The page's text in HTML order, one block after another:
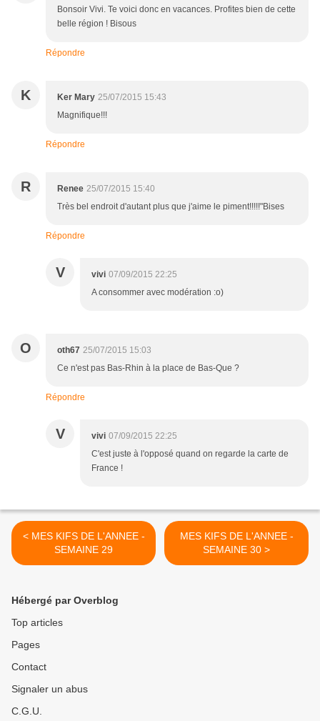
Bonsoir Vivi. Te voici donc en vacances. Profites bien de cette
belle région ! Bisous
Répondre
K Ker Mary 25/07/2015 15:43
Magnifique!!!
Répondre
R Renee 25/07/2015 15:40
Très bel endroit d'autant plus que j'aime le piment!!!!!"Bises
Répondre
V vivi 07/09/2015 22:25
A consommer avec modération :o)
O oth67 25/07/2015 15:03
Ce n'est pas Bas-Rhin à la place de Bas-Que ?
Répondre
V vivi 07/09/2015 22:25
C'est juste à l'opposé quand on regarde la carte de
France !
< MES KIFS DE L'ANNEE -
SEMAINE 29
MES KIFS DE L'ANNEE -
SEMAINE 30 >
Hébergé par Overblog
Top articles
Pages
Contact
Signaler un abus
C.G.U.